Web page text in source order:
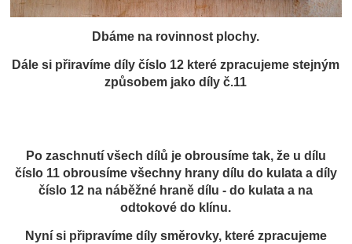
Dbáme na rovinnost plochy.
Dále si přiravíme díly číslo 12 které zpracujeme stejným
způsobem jako díly č.11
Po zaschnutí všech dílů je obrousíme tak, že u dílu
číslo 11 obrousíme všechny hrany dílu do kulata a díly
číslo 12 na náběžné hraně dílu - do kulata a na
odtokové do klínu.
Nyní si připravíme díly směrovky, které zpracujeme